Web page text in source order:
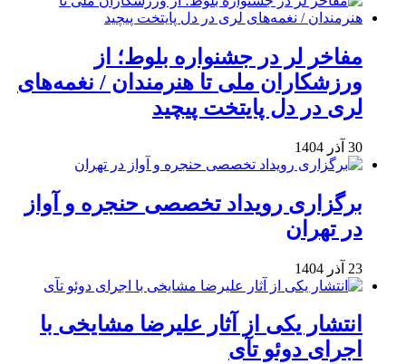
مفاخر لر در جشنواره بلوط؛ از
ورزشکاران ملی تا هنرمندان / نغمه‌های
لری در دل پایتخت پیچید
30 آذر 1404
برگزاری رویداد تخصصی حنجره و آواز
در تهران
23 آذر 1404
انتشار یکی از آثار علیرضا مشایخی با
اجرای دوئو تآی